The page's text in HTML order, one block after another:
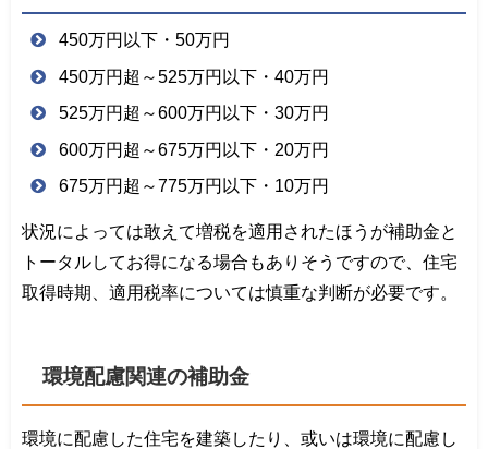
450万円以下・50万円
450万円超～525万円以下・40万円
525万円超～600万円以下・30万円
600万円超～675万円以下・20万円
675万円超～775万円以下・10万円
状況によっては敢えて増税を適用されたほうが補助金と
トータルしてお得になる場合もありそうですので、住宅
取得時期、適用税率については慎重な判断が必要です。
環境配慮関連の補助金
環境に配慮した住宅を建築したり、或いは環境に配慮し